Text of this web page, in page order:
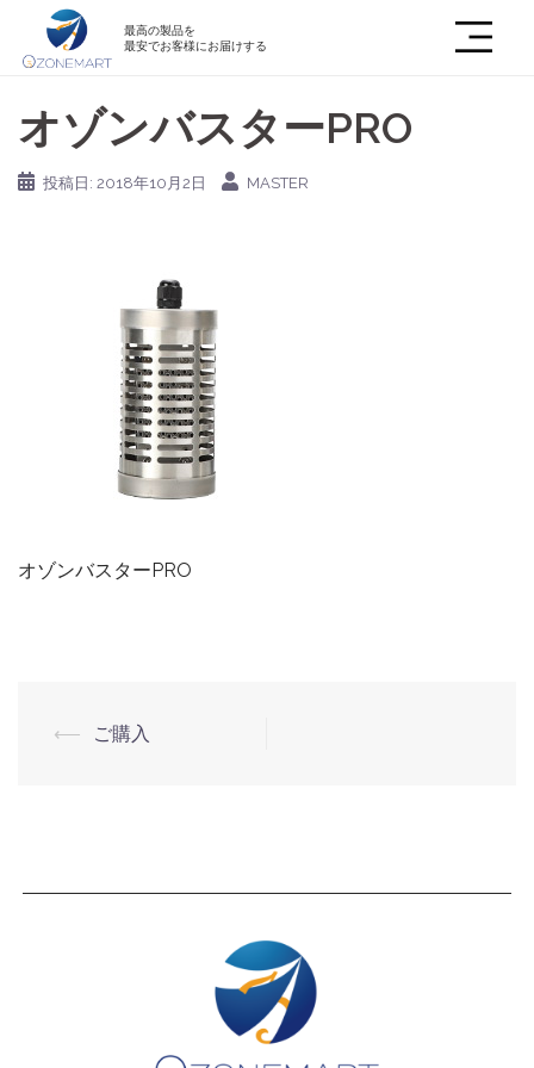
最高の製品を
最安でお客様にお届けする
オゾンバスターPRO
投稿日: 2018年10月2日 MASTER
オゾンバスターPRO
⟵ ご購入